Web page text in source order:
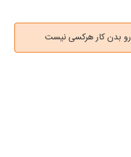
بدن کار هرکسی نیست